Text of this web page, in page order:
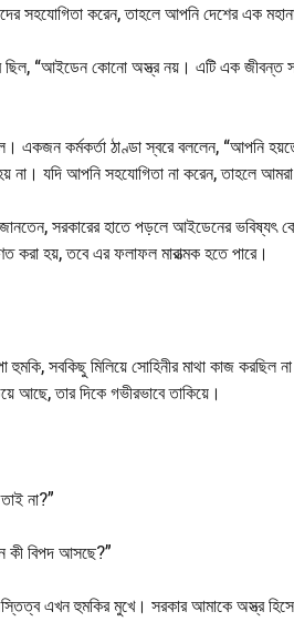
সহযোগিতা করেন, তাহলে আপনি দেশের এক
“আইডেন কোনো অস্ত্র নয়। এটি এক জীবন্ত
একজন কর্মকর্তা ঠাণ্ডা স্বরে বললেন, “আপনি
না। যদি আপনি সহযোগিতা না করেন, তাহলে
সরকারের হাতে পড়লে আইডেনের
করা হয়, তবে এর ফলাফল মারাত্মক হতে পারে।
সবকিছু মিলিয়ে সোহিনীর মাথা কাজ করছিল
আছে, তার দিকে গভীরভাবে তাকিয়ে।
না?”
কী বিপদ আসছে?”
এখন হুমকির মুখে। সরকার আমাকে অস্ত্র